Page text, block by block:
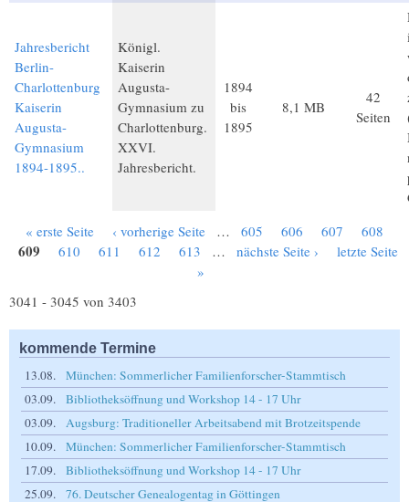
Jahresbericht
Berlin-
Charlottenburg
Kaiserin
Augusta-
Gymnasium
1894-1895..
Königl.
Kaiserin
Augusta-
Gymnasium zu
Charlottenburg.
XXVI.
Jahresbericht.
1894
bis
1895
8,1 MB
42
Seiten
Seiten
« erste Seite ‹ vorherige Seite … 605 606 607 608
609 610 611 612 613 … nächste Seite ›
letzte Seite
»
3041 - 3045 von 3403
kommende Termine
13.08.
München: Sommerlicher Familienforscher-Stammtisch
03.09.
Bibliotheksöffnung und Workshop 14 - 17 Uhr
03.09.
Augsburg: Traditioneller Arbeitsabend mit Brotzeitspende
10.09.
München: Sommerlicher Familienforscher-Stammtisch
17.09.
Bibliotheksöffnung und Workshop 14 - 17 Uhr
25.09.
76. Deutscher Genealogentag in Göttingen